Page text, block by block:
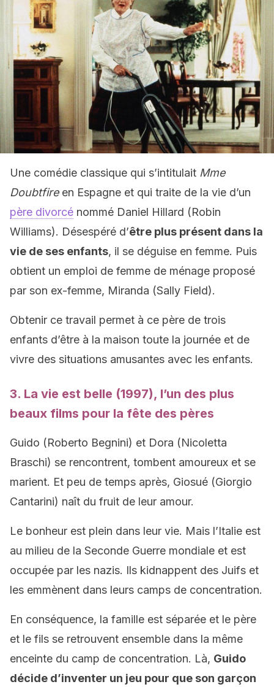
Une comédie classique qui s’intitulait Mme
Doubtfireen Espagne et qui traite de la vie d’un
père divorcé nommé Daniel Hillard (Robin
Williams). Désespéré d’être plus présent dans la
vie de ses enfants, il se déguise en femme. Puis
obtient un emploi de femme de ménage proposé
par son ex-femme, Miranda (Sally Field).
Obtenir ce travail permet à ce père de trois
enfants d’être à la maison toute la journée et de
vivre des situations amusantes avec les enfants.
3. La vie est belle (1997), l’un des plus
beaux films pour la fête des pères
Guido (Roberto Begnini) et Dora (Nicoletta
Braschi) se rencontrent, tombent amoureux et se
marient. Et peu de temps après, Giosué (Giorgio
Cantarini) naît du fruit de leur amour.
Le bonheur est plein dans leur vie. Mais l’Italie est
au milieu de la Seconde Guerre mondiale et est
occupée par les nazis. Ils kidnappent des Juifs et
les emmènent dans leurs camps de concentration.
En conséquence, la famille est séparée et le père
et le fils se retrouvent ensemble dans la même
enceinte du camp de concentration. Là, Guido
décide d’inventer un jeu pour que son garçon